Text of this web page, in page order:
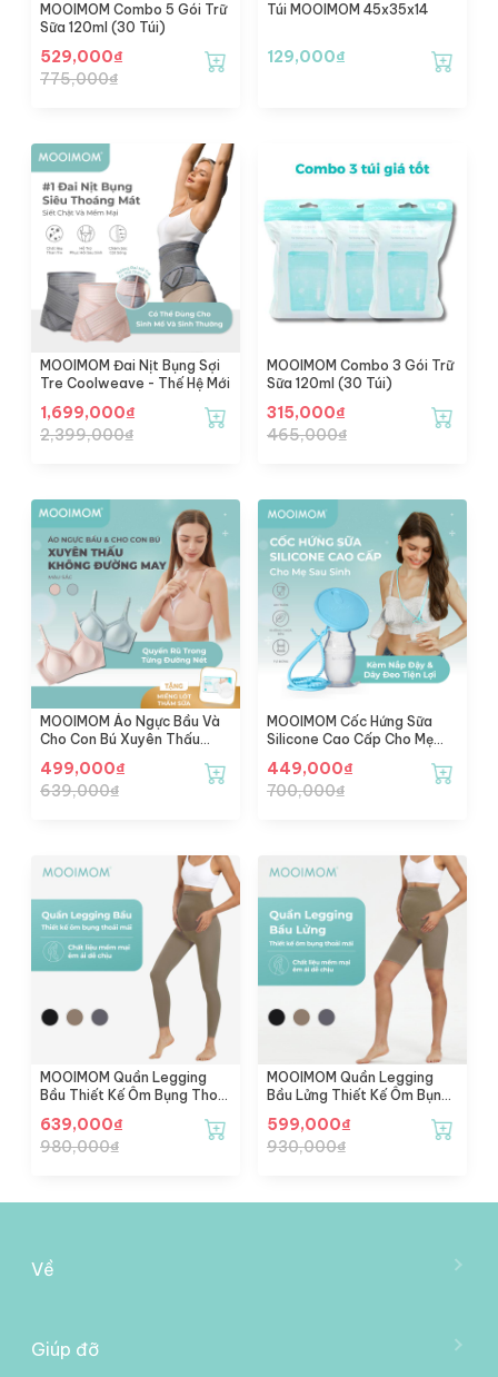
MOOIMOM Combo 5 Gói Trữ
Sữa 120ml (30 Túi)
529,000₫
775,000₫
Túi MOOIMOM 45x35x14
129,000₫
MOOIMOM Đai Nịt Bụng Sợi
Tre Coolweave - Thế Hệ Mới
1,699,000₫
2,399,000₫
MOOIMOM Combo 3 Gói Trữ
Sữa 120ml (30 Túi)
315,000₫
465,000₫
MOOIMOM Áo Ngực Bầu Và
Cho Con Bú Xuyên Thấu
499,000₫
639,000₫
MOOIMOM Cốc Hứng Sữa
Silicone Cao Cấp Cho Mẹ
Nắp Đậy & Dây Đeo Tiện Lợi
449,000₫
700,000₫
MOOIMOM Quần Legging
Bầu Thiết Kế Ôm Bụng Thoải
639,000₫
980,000₫
MOOIMOM Quần Legging
Bầu Lửng Thiết Kế Ôm Bụng
599,000₫
930,000₫
Về
Trở Thành Đại Lý
Giúp đỡ